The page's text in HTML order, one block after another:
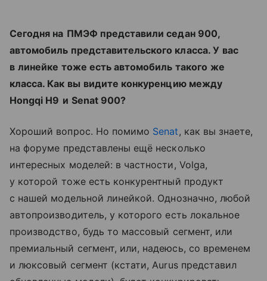
Сегодня на ПМЭФ представили седан 900,
автомобиль представительского класса. У вас
в линейке тоже есть автомобиль такого же
класса. Как вы видите конкуренцию между
Hongqi H9 и Senat 900?
Хороший вопрос. Но помимо Senat, как вы знаете,
на форуме представлены ещё несколько
интересных моделей: в частности, Volga,
у которой тоже есть конкурентный продукт
с нашей модельной линейкой. Однозначно, любой
автопроизводитель, у которого есть локальное
производство, будь то массовый сегмент, или
премиальный сегмент, или, надеюсь, со временем
и люксовый сегмент (кстати, Aurus представил